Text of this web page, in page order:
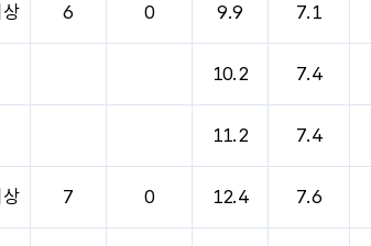
6 0 9.9 7.1
10.2 7.4
11.2 7.4
7 0 12.4 7.6